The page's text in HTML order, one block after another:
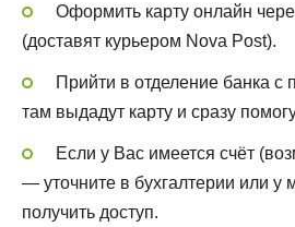
Оформить карту онлайн
(доставят курьером Nova Post).
Прийти в отделение банка
там выдадут карту и сразу
Если у Вас имеется счёт
— уточните в бухгалтерии или у
получить доступ.